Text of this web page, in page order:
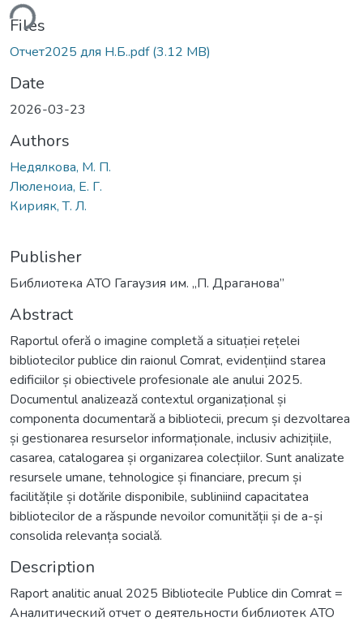
Files
Отчет2025 для Н.Б..pdf(3.12 MB)
Date
2026-03-23
Authors
Недялкова, М. П.
Люленоиа, Е. Г.
Кирияк, Т. Л.
Publisher
Библиотека АТО Гагаузия им. „П. Драганова”
Abstract
Raportul oferă o imagine completă a situației rețelei
bibliotecilor publice din raionul Comrat, evidențiind starea
edificiilor și obiectivele profesionale ale anului 2025.
Documentul analizează contextul organizațional și
componenta documentară a bibliotecii, precum și dezvoltarea
și gestionarea resurselor informaționale, inclusiv achizițiile,
casarea, catalogarea și organizarea colecțiilor. Sunt analizate
resursele umane, tehnologice și financiare, precum și
facilitățile și dotările disponibile, subliniind capacitatea
bibliotecilor de a răspunde nevoilor comunității și de a-și
consolida relevanța socială.
Description
Raport analitic anual 2025 Bibliotecile Publice din Comrat =
Aналитический отчет о деятельности библиотек АТО